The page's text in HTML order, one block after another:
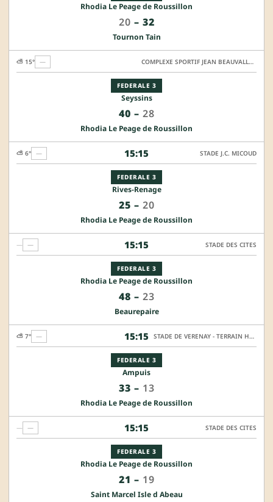
Rhodia Le Peage de Roussillon
20 – 32
Tournon Tain
FEDERALE 3
Seyssins
40 – 28
Rhodia Le Peage de Roussillon
⛅ 15° — COMPLEXE SPORTIF JEAN BEAUVALLET - TERRAIN HONNEUR
15:15
FEDERALE 3
Rives-Renage
25 – 20
Rhodia Le Peage de Roussillon
⛅ 6° — STADE J.C. MICOUD
15:15
FEDERALE 3
Rhodia Le Peage de Roussillon
48 – 23
Beaurepaire
— — STADE DES CITES
15:15
FEDERALE 3
Ampuis
33 – 13
Rhodia Le Peage de Roussillon
⛅ 7° — STADE DE VERENAY - TERRAIN HONNEUR
15:15
FEDERALE 3
Rhodia Le Peage de Roussillon
21 – 19
Saint Marcel Isle d Abeau
— — STADE DES CITES